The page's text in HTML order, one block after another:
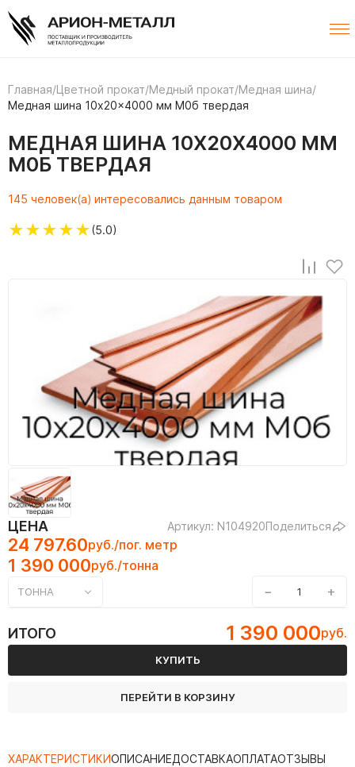
Главная/Цветной прокат/Медный прокат/Медная шина/
Медная шина 10x20x4000 мм M0б твердая
МЕДНАЯ ШИНА 10X20X4000 ММ
M0Б ТВЕРДАЯ
145 человек(а) интересовались данным товаром
★★★★★(5.0)
ЦЕНА Артикул: N104920Поделиться
24 797.60руб./пог. метр
1 390 000руб./тонна
ТОННА − +
ИТОГО 1 390 000руб.
КУПИТЬ
ПЕРЕЙТИ В КОРЗИНУ
ХАРАКТЕРИСТИКИОПИСАНИЕДОСТАВКАОПЛАТАОТЗЫВЫ